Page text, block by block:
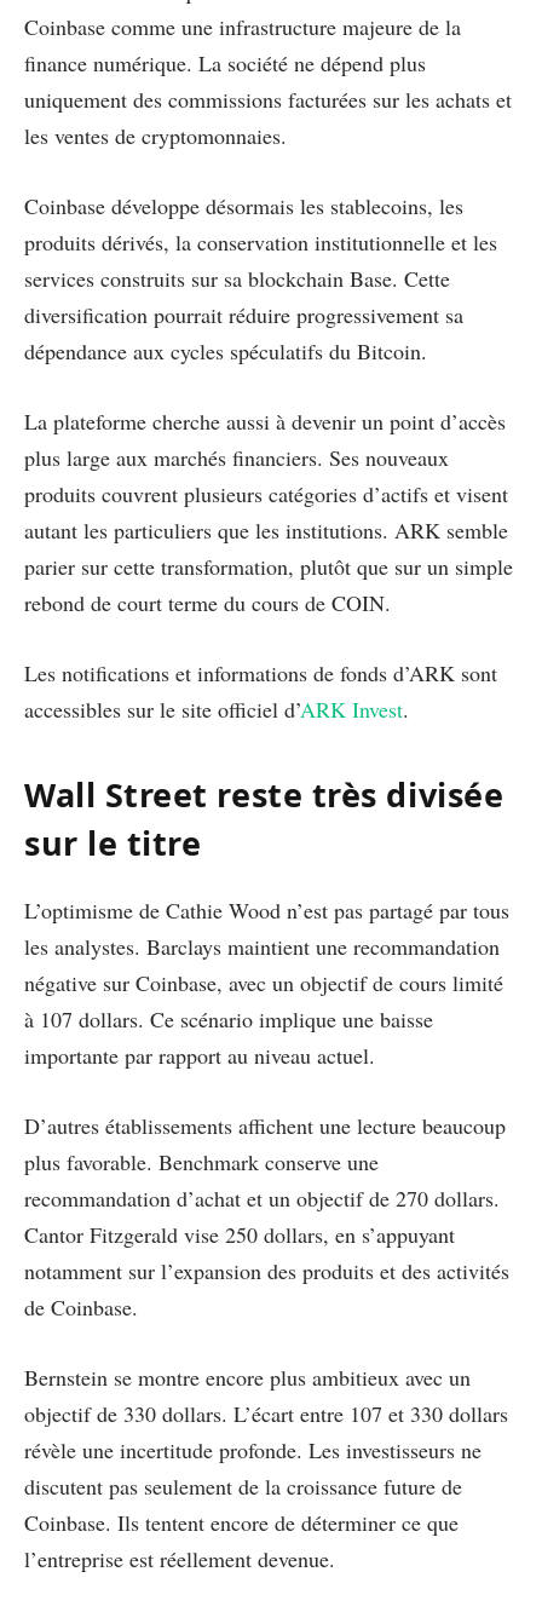
Coinbase comme une infrastructure majeure de la
finance numérique. La société ne dépend plus
uniquement des commissions facturées sur les achats et
les ventes de cryptomonnaies.
Coinbase développe désormais les stablecoins, les
produits dérivés, la conservation institutionnelle et les
services construits sur sa blockchain Base. Cette
diversification pourrait réduire progressivement sa
dépendance aux cycles spéculatifs du Bitcoin.
La plateforme cherche aussi à devenir un point d’accès
plus large aux marchés financiers. Ses nouveaux
produits couvrent plusieurs catégories d’actifs et visent
autant les particuliers que les institutions. ARK semble
parier sur cette transformation, plutôt que sur un simple
rebond de court terme du cours de COIN.
Les notifications et informations de fonds d’ARK sont
accessibles sur le site officiel d’ARK Invest.
Wall Street reste très divisée
sur le titre
L’optimisme de Cathie Wood n’est pas partagé par tous
les analystes. Barclays maintient une recommandation
négative sur Coinbase, avec un objectif de cours limité
à 107 dollars. Ce scénario implique une baisse
importante par rapport au niveau actuel.
D’autres établissements affichent une lecture beaucoup
plus favorable. Benchmark conserve une
recommandation d’achat et un objectif de 270 dollars.
Cantor Fitzgerald vise 250 dollars, en s’appuyant
notamment sur l’expansion des produits et des activités
de Coinbase.
Bernstein se montre encore plus ambitieux avec un
objectif de 330 dollars. L’écart entre 107 et 330 dollars
révèle une incertitude profonde. Les investisseurs ne
discutent pas seulement de la croissance future de
Coinbase. Ils tentent encore de déterminer ce que
l’entreprise est réellement devenue.